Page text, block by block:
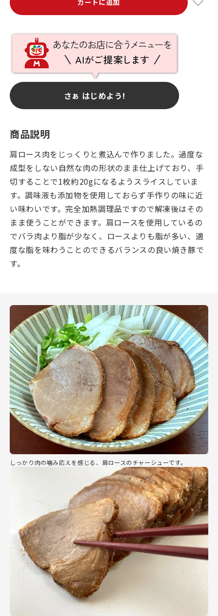
カートに追加
さぁ はじめよう!
商品説明
肩ロース肉をじっくりと煮込んで作りました。過度な
成型をしない自然な肉の形状のまま仕上げており、手
切することで1枚約20gになるようスライスしていま
す。調味液も添加物を使用しておらず手作りの味に近
い味わいです。完全加熱調理品ですので解凍後はその
まま使うことができます。肩ロースを使用しているの
でバラ肉より脂が少なく、ロースよりも脂が多い、適
度な脂を味わうことのできるバランスの良い焼き豚で
す。
しっかり肉の噛み応えを感じる、肩ロースのチャーシューです。